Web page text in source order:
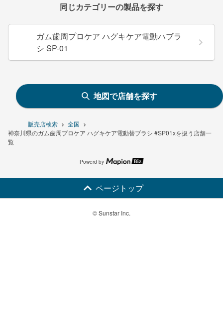
販売店検索
全国
神奈川県のガム歯周プロケア ハグキケア電動替ブラシ #SP01xを扱う店舗一
覧
同じカテゴリーの製品を探す
ガム歯周プロケア ハグキケア電動ハブラ
シ SP-01
地図で店舗を探す
Powerd by
ページトップ
© Sunstar Inc.